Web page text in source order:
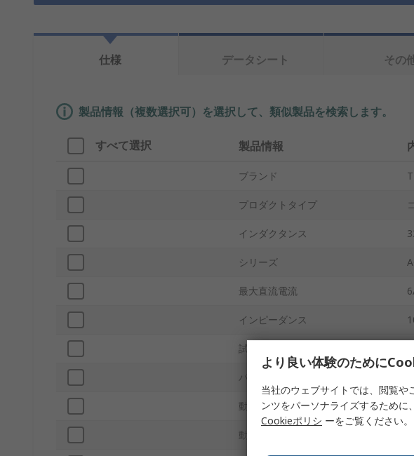
仕様 データシート その
製品情報（複数選択可）を選択して、類似製品を検索します。
すべて選択 製品情報
ブランド
プロダクトタイプ
インダクタンス
シリーズ
最大直流電流
インピーダンス
試験周波数
パッキング
動作温度 Max
動作温度 Min
より良い体験のために
当社のウェブサイトでは、閲覧
ンツをパーソナライズするために
Cookieポリシ ーをご覧ください。